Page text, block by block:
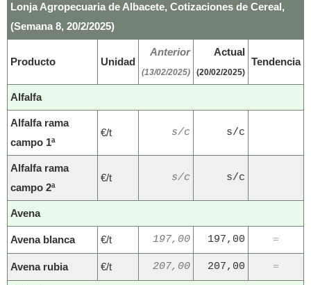
Lonja Agropecuaria de Albacete, Cotizaciones de Cereal,
(Semana 8, 20/2/2025)
Producto Unidad
Anterior
(13/02/2025)
Actual
(20/02/2025)
Tendencia
Alfalfa
Alfalfa rama
campo 1ª
€/t s/c s/c
Alfalfa rama
campo 2ª
€/t s/c s/c
Avena
Avena blanca €/t 197,00 197,00 =
Avena rubia €/t 207,00 207,00 =